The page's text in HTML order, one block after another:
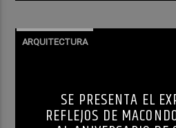
ARQUITECTURA
SE PRESENTA EL
REFLEJOS DE